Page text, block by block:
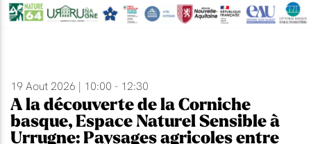
19 Aout 2026 | 10:00 - 12:30
A la découverte de la Corniche
basque, Espace Naturel Sensible à
Urrugne: Paysages agricoles entre